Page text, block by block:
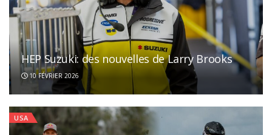
HEP Suzuki: des nouvelles de Larry Brooks
10 FÉVRIER 2026
USA